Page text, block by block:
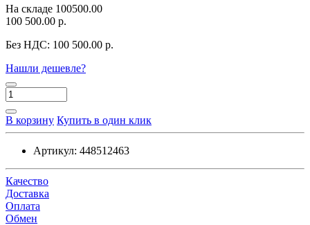
На складе 100500.00
100 500.00 р.
Без НДС: 100 500.00 р.
Нашли дешевле?
В корзину Купить в один клик
Артикул: 448512463
Качество
Доставка
Оплата
Обмен